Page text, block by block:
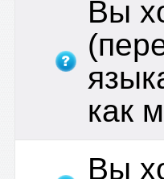
Вы
как
Вы